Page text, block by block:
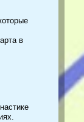
в